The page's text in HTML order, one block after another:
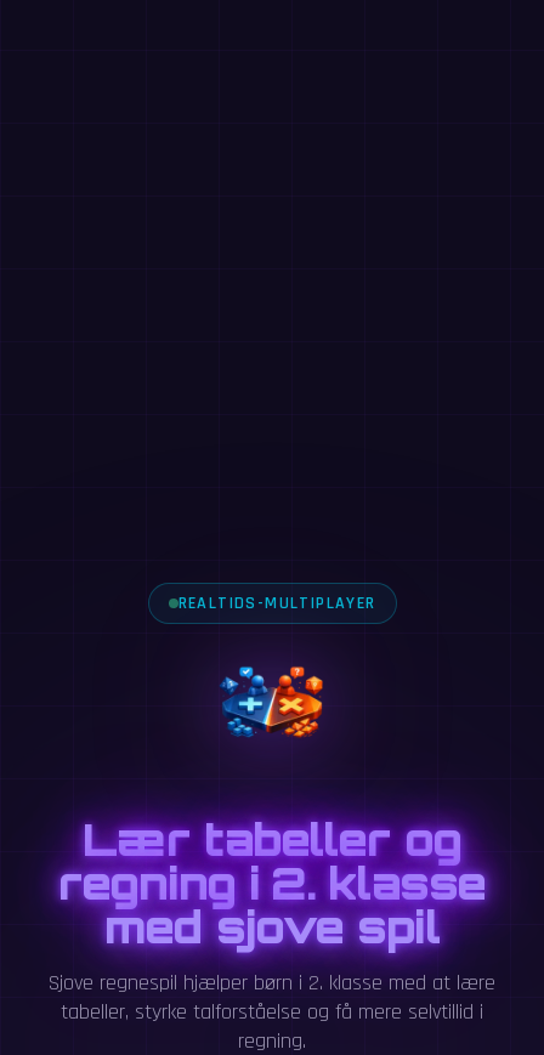
REALTIDS-MULTIPLAYER
Lær tabeller og
regning i 2. klasse
med sjove spil
Sjove regnespil hjælper børn i 2. klasse med at lære
tabeller, styrke talforståelse og få mere selvtillid i
regning.